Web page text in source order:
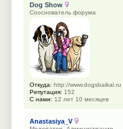
Dog Show
Сооснователь форума
Откуда: http://www.dogsbaikal.ru
Репутация: 152
С нами: 12 лет 10 месяцев
Anastasiya_V